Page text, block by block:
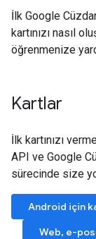
İlk Google
kartınızı nasıl
öğrenmenize
Kartlar
İlk kartınızı
API ve Google
sürecinde size
Android için
Web, e-